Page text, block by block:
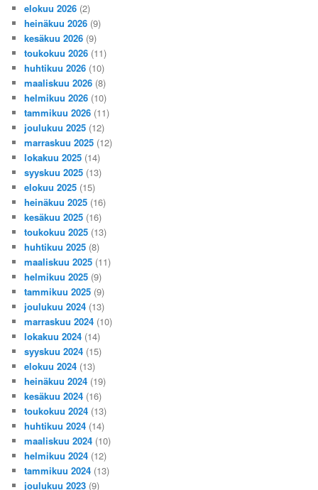
elokuu 2026 (2)
heinäkuu 2026 (9)
kesäkuu 2026 (9)
toukokuu 2026 (11)
huhtikuu 2026 (10)
maaliskuu 2026 (8)
helmikuu 2026 (10)
tammikuu 2026 (11)
joulukuu 2025 (12)
marraskuu 2025 (12)
lokakuu 2025 (14)
syyskuu 2025 (13)
elokuu 2025 (15)
heinäkuu 2025 (16)
kesäkuu 2025 (16)
toukokuu 2025 (13)
huhtikuu 2025 (8)
maaliskuu 2025 (11)
helmikuu 2025 (9)
tammikuu 2025 (9)
joulukuu 2024 (13)
marraskuu 2024 (10)
lokakuu 2024 (14)
syyskuu 2024 (15)
elokuu 2024 (13)
heinäkuu 2024 (19)
kesäkuu 2024 (16)
toukokuu 2024 (13)
huhtikuu 2024 (14)
maaliskuu 2024 (10)
helmikuu 2024 (12)
tammikuu 2024 (13)
joulukuu 2023 (9)